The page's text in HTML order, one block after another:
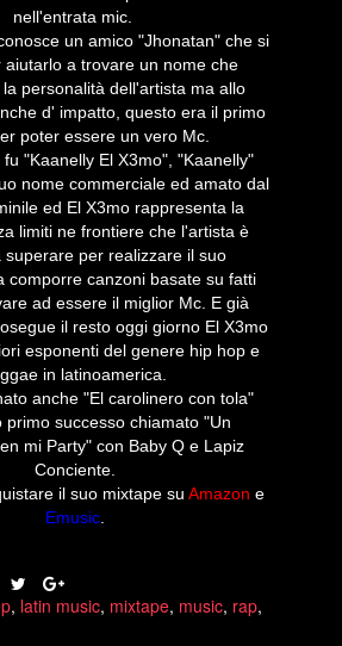
nell'entrata mic.
un amico "Jhonatan" che si
aiutarlo a trovare un nome che
personalità dell'artista ma allo
d' impatto, questo era il primo
poter essere un vero Mc.
"Kaanelly El X3mo", "Kaanelly"
nome commerciale ed amato dal
ed El X3mo rappresenta la
limiti ne frontiere che l'artista è
superare per realizzare il suo
comporre canzoni basate su fatti
ad essere il miglior Mc. E già
il resto oggi giorno El X3mo
esponenti del genere hip hop e
in latinoamerica.
anche "El carolinero con tola"
primo successo chiamato "Un
mi Party" con Baby Q e Lapiz
Conciente.
il suo mixtape su Amazon e
Emusic.
, latin music, mixtape, music, rap,